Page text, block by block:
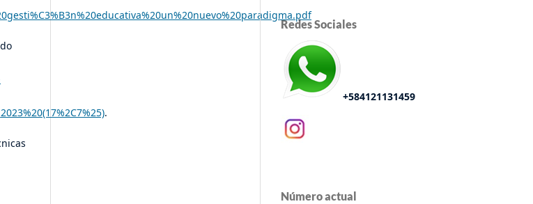
.
Redes Sociales
+584121131459
Número actual